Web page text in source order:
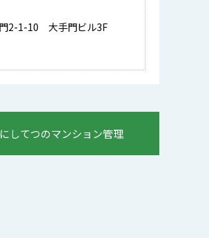
2-1-10 大手門ビル3F
にしてつのマンション管理